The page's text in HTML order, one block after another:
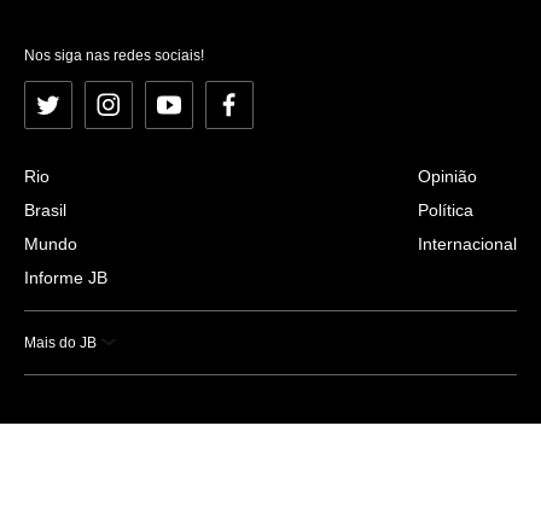
Nos siga nas redes sociais!
Twitter InstagramYouTubeFacebook
Rio
Brasil
Mundo
Informe JB
Opinião
Política
Internacional
Mais do JB
Esportes